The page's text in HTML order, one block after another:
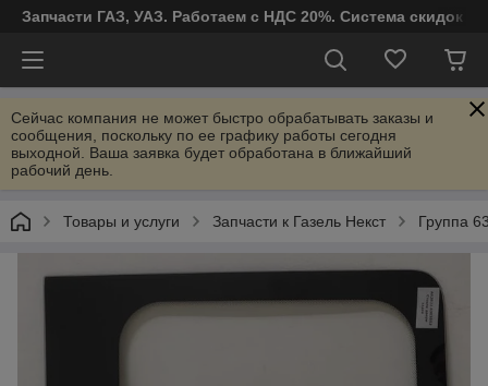
Запчасти ГАЗ, УАЗ. Работаем с НДС 20%. Система скидок
Сейчас компания не может быстро обрабатывать заказы и
сообщения, поскольку по ее графику работы сегодня
выходной. Ваша заявка будет обработана в ближайший
рабочий день.
Товары и услуги Запчасти к Газель Некст Группа